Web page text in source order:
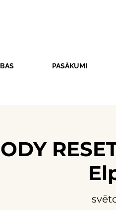
PASĀKUMI